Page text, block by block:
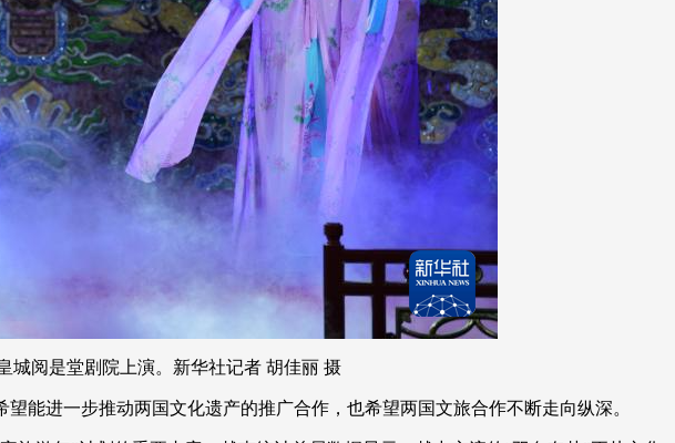
阅是堂剧院上演。新华社记者 胡佳丽 摄
进一步推动两国文化遗产的推广合作，也希望两国文旅合作不断走向纵深。